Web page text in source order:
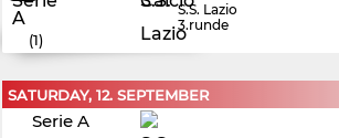
S.S. Lazio
3.runde
(1)
SATURDAY, 12. SEPTEMBER
Serie A